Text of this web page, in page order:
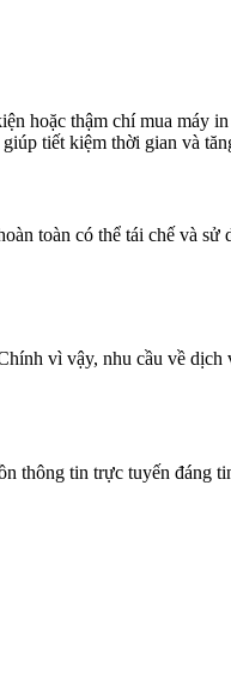
hoặc thậm chí mua máy
tiết kiệm thời gian và
toàn có thể tái chế và sử
vì vậy, nhu cầu về dịch
thông tin trực tuyến đáng